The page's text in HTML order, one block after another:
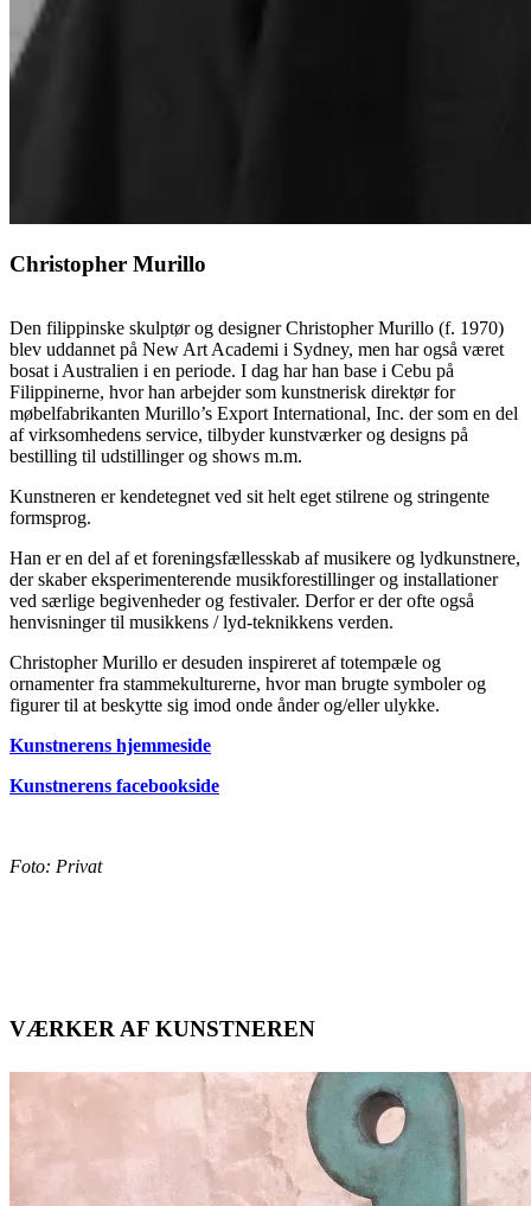
Christopher Murillo
Den filippinske skulptør og designer Christopher Murillo (f. 1970)
blev uddannet på New Art Academi i Sydney, men har også været
bosat i Australien i en periode. I dag har han base i Cebu på
Filippinerne, hvor han arbejder som kunstnerisk direktør for
møbelfabrikanten Murillo’s Export International, Inc. der som en del
af virksomhedens service, tilbyder kunstværker og designs på
bestilling til udstillinger og shows m.m.
Kunstneren er kendetegnet ved sit helt eget stilrene og stringente
formsprog.
Han er en del af et foreningsfællesskab af musikere og lydkunstnere,
der skaber eksperimenterende musikforestillinger og installationer
ved særlige begivenheder og festivaler. Derfor er der ofte også
henvisninger til musikkens / lyd-teknikkens verden.
Christopher Murillo er desuden inspireret af totempæle og
ornamenter fra stammekulturerne, hvor man brugte symboler og
figurer til at beskytte sig imod onde ånder og/eller ulykke.
Kunstnerens hjemmeside
Kunstnerens facebookside
Foto: Privat
VÆRKER AF KUNSTNEREN